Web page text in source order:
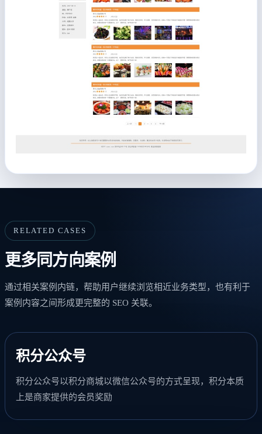
RELATED CASES
更多同方向案例
通过相关案例内链，帮助用户继续浏览相近业务类型，也有利于
案例内容之间形成更完整的 SEO 关联。
积分公众号
积分公众号以积分商城以微信公众号的方式呈现，积分本质
上是商家提供的会员奖励